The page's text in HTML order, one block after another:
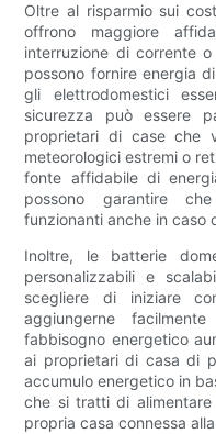
Oltre al risparmio sui
offrono maggiore
interruzione di corrente
possono fornire energia
gli elettrodomestici
sicurezza può essere
proprietari di case che
meteorologici estremi o
fonte affidabile di
possono garantire
funzionanti anche in caso
Inoltre, le batterie
personalizzabili e
scegliere di iniziare
aggiungerne
fabbisogno energetico
ai proprietari di casa di
accumulo energetico in
che si tratti di
propria casa connessa